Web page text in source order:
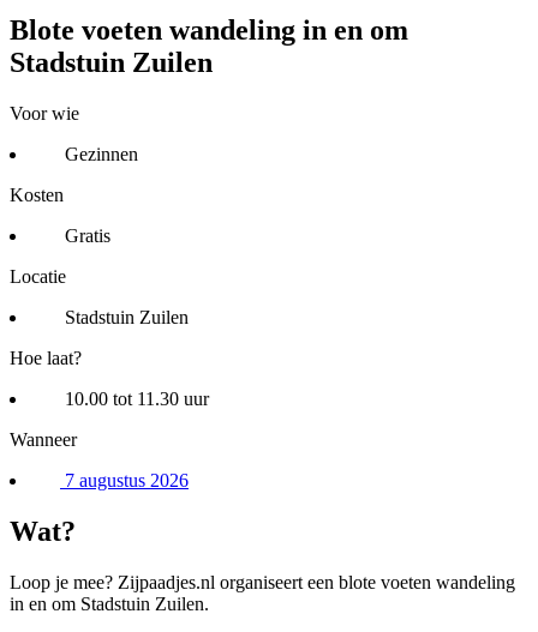
Blote voeten wandeling in en om
Stadstuin Zuilen
Voor wie
Gezinnen
Kosten
Gratis
Locatie
Stadstuin Zuilen
Hoe laat?
10.00 tot 11.30 uur
Wanneer
7 augustus 2026
Wat?
Loop je mee? Zijpaadjes.nl organiseert een blote voeten wandeling
in en om Stadstuin Zuilen.